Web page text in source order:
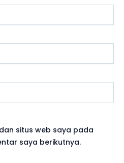
situs web saya pada
saya berikutnya.